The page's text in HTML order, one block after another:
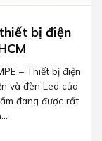
bị điện
– Thiết bị điện
và đèn Led của
đang được rất